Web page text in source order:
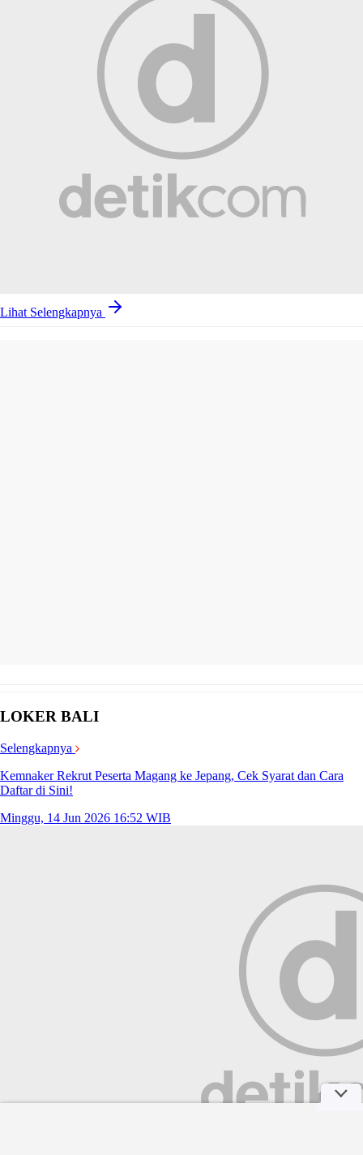
Lihat Selengkapnya
LOKER BALI
Selengkapnya
Kemnaker Rekrut Peserta Magang ke Jepang, Cek Syarat dan Cara
Daftar di Sini!
Minggu, 14 Jun 2026 16:52 WIB